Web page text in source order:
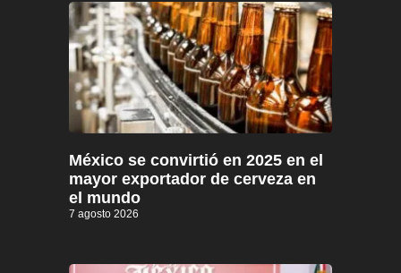
México se convirtió en 2025 en el
mayor exportador de cerveza en
el mundo
7 agosto 2026